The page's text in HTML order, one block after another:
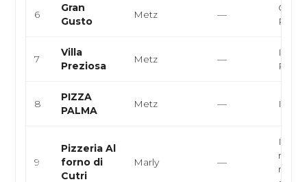
6
Gran
Gusto
Metz —
Pizza
7
Villa
Preziosa
Metz —
Pâtes
8
PIZZA
PALMA
Metz —
9
Pizzeria Al
forno di
Cutri
Marly —